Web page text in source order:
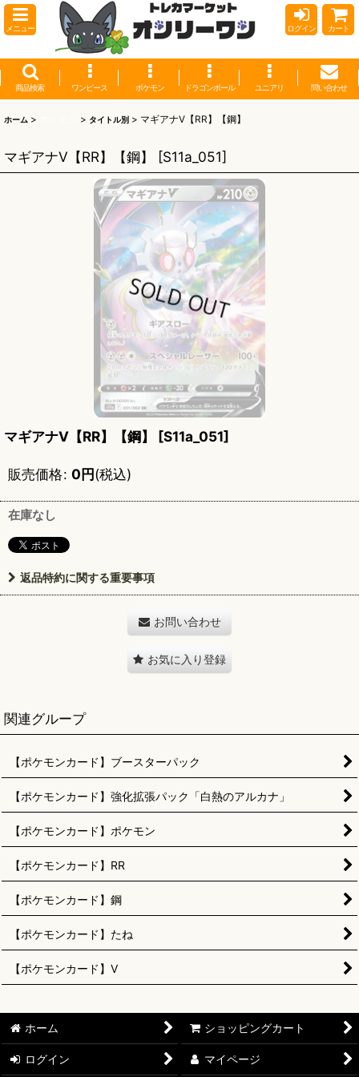
メニュー ログイン カート
商品検索 ワンピース ポケモン ドラゴンボール ユニアリ 問い合わせ
ホーム > > タイトル別 > マギアナV【RR】【鋼】
マギアナV【RR】【鋼】 [S11a_051]
マギアナV【RR】【鋼】 [S11a_051]
販売価格: 0円(税込)
在庫なし
返品特約に関する重要事項
お問い合わせ
お気に入り登録
関連グループ
【ポケモンカード】ブースターパック
【ポケモンカード】強化拡張パック「白熱のアルカナ」
【ポケモンカード】ポケモン
【ポケモンカード】RR
【ポケモンカード】鋼
【ポケモンカード】たね
【ポケモンカード】V
ホーム ショッピングカート
ログイン マイページ